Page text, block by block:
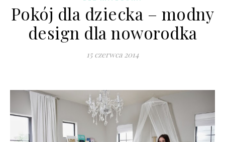
Pokój dla dziecka – modny
design dla noworodka
15 czerwca 2014